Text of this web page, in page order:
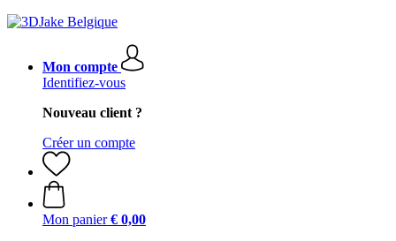
Mon compte
Identifiez-vous
Nouveau client ?
Créer un compte
Mon panier € 0,00